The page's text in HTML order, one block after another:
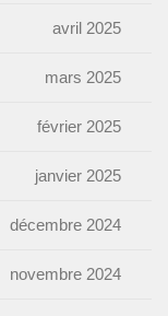
avril 2025
mars 2025
février 2025
janvier 2025
décembre 2024
novembre 2024